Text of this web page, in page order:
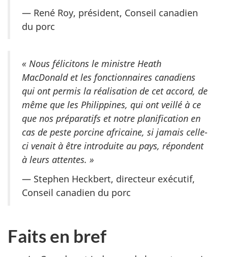
— René Roy, président, Conseil canadien
du porc
« Nous félicitons le ministre Heath
MacDonald et les fonctionnaires canadiens
qui ont permis la réalisation de cet accord, de
même que les Philippines, qui ont veillé à ce
que nos préparatifs et notre planification en
cas de peste porcine africaine, si jamais celle-
ci venait à être introduite au pays, répondent
à leurs attentes. »
— Stephen Heckbert, directeur exécutif,
Conseil canadien du porc
Faits en bref